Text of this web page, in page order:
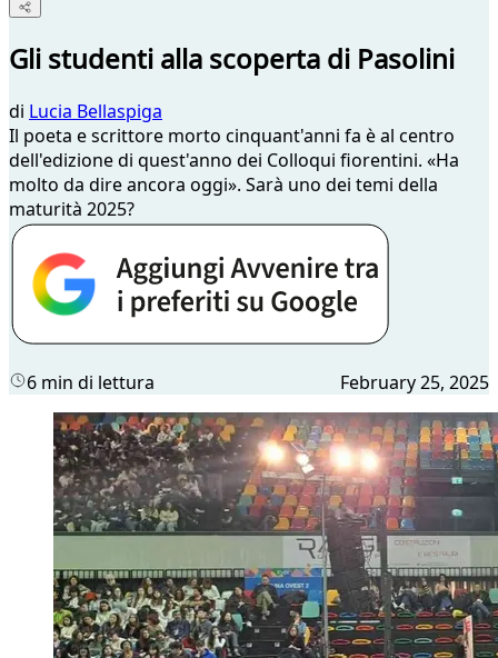
Gli studenti alla scoperta di Pasolini
di Lucia Bellaspiga
Il poeta e scrittore morto cinquant'anni fa è al centro
dell'edizione di quest'anno dei Colloqui fiorentini. «Ha
molto da dire ancora oggi». Sarà uno dei temi della
maturità 2025?
6 min di lettura February 25, 2025